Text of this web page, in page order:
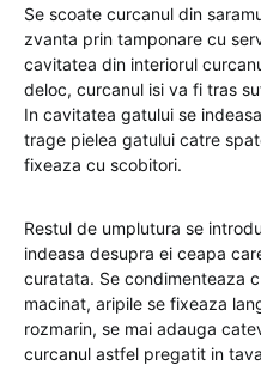
Se scoate curcanul din
zvanta prin tamponare cu
cavitatea din interiorul
deloc, curcanul isi va fi tras
In cavitatea gatului se
trage pielea gatului catre
fixeaza cu scobitori.
Restul de umplutura se
indeasa desupra ei ceapa
curatata. Se condimenteaza
macinat, aripile se fixeaza
rozmarin, se mai adauga
curcanul astfel pregatit in